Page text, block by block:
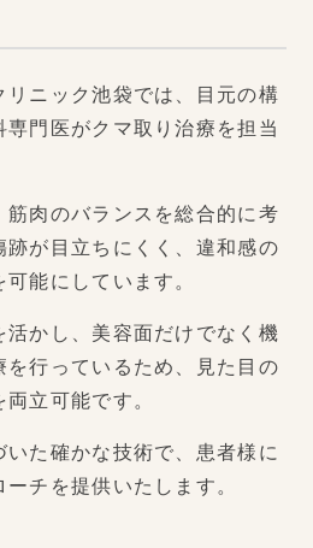
リニック池袋では、目元の構
門医がクマ取り治療を担当
筋肉のバランスを総合的に考
跡が目立ちにくく、違和感の
能にしています。
活かし、美容面だけでなく機
を行っているため、見た目の
立可能です。
た確かな技術で、患者様に
チを提供いたします。